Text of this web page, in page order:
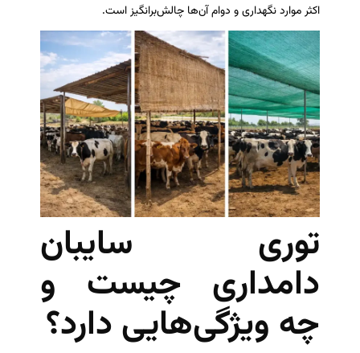
اکثر موارد نگهداری و دوام آن‌ها چالش‌برانگیز است.
توری سایبان
دامداری چیست و
چه ویژگی‌هایی دارد؟